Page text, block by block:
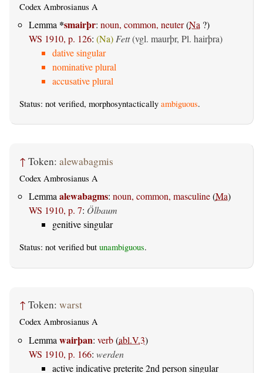
Codex Ambrosianus A
Lemma *smairþr: noun, common, neuter(Na ?)
WS 1910, p. 126: (Na) Fett(vgl. maurþr, Pl. hairþra)
dative singular
nominative plural
accusative plural
Status: not verified, morphosyntactically ambiguous.
↑ Token: alewabagmis
Codex Ambrosianus A
Lemmaalewabagms: noun, common, masculine(Ma)
WS 1910, p. 7: Ölbaum
genitive singular
Status: not verified but unambiguous.
↑ Token: warst
Codex Ambrosianus A
Lemma wairþan: verb(abl.V.3)
WS 1910, p. 166: werden
active indicative preterite 2nd person singular